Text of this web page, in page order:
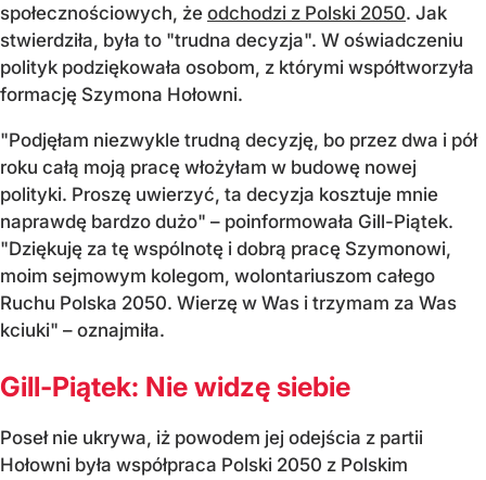
społecznościowych, że odchodzi z Polski 2050. Jak
stwierdziła, była to "trudna decyzja". W oświadczeniu
polityk podziękowała osobom, z którymi współtworzyła
formację Szymona Hołowni.
"Podjęłam niezwykle trudną decyzję, bo przez dwa i pół
roku całą moją pracę włożyłam w budowę nowej
polityki. Proszę uwierzyć, ta decyzja kosztuje mnie
naprawdę bardzo dużo" – poinformowała Gill-Piątek.
"Dziękuję za tę wspólnotę i dobrą pracę Szymonowi,
moim sejmowym kolegom, wolontariuszom całego
Ruchu Polska 2050. Wierzę w Was i trzymam za Was
kciuki" – oznajmiła.
Gill-Piątek: Nie widzę siebie
Poseł nie ukrywa, iż powodem jej odejścia z partii
Hołowni była współpraca Polski 2050 z Polskim